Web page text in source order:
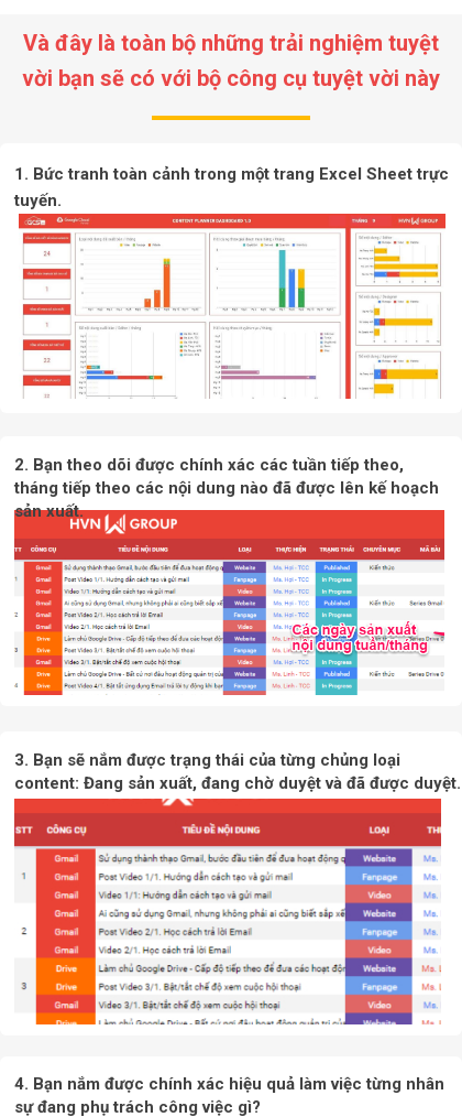
Và đây là toàn bộ những trải nghiệm tuyệt
vời bạn sẽ có với bộ công cụ tuyệt vời này
1. Bức tranh toàn cảnh trong một trang Excel Sheet trực
tuyến.
2. Bạn theo dõi được chính xác các tuần tiếp theo,
tháng tiếp theo các nội dung nào đã được lên kế hoạch
sản xuất.
3. Bạn sẽ nắm được trạng thái của từng chủng loại
content: Đang sản xuất, đang chờ duyệt và đã được duyệt.
4. Bạn nắm được chính xác hiệu quả làm việc từng nhân
sự đang phụ trách công việc gì?